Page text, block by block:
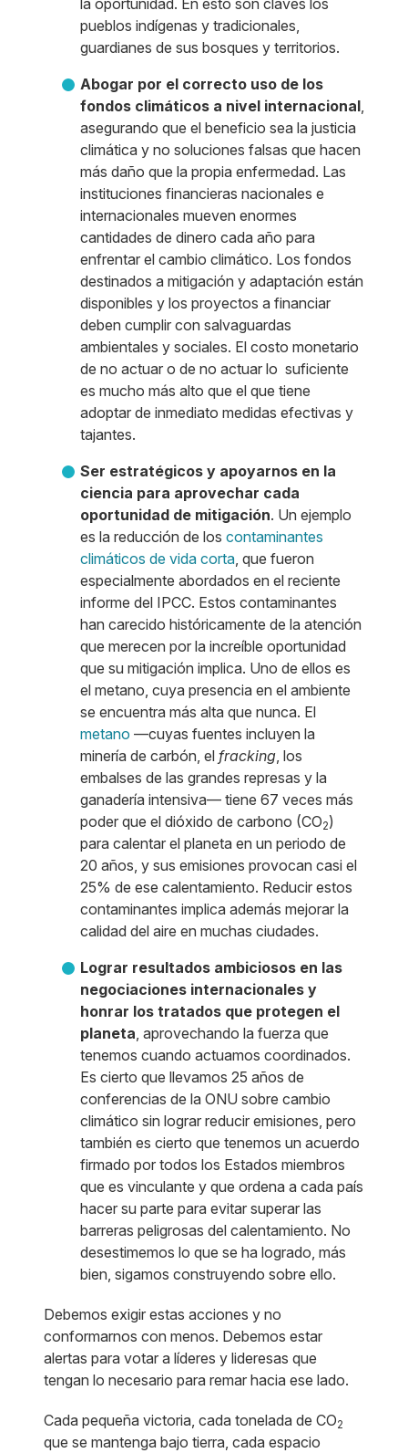
la oportunidad. En esto son claves los
pueblos indígenas y tradicionales,
guardianes de sus bosques y territorios.
Abogar por el correcto uso de los
fondos climáticos a nivel internacional,
asegurando que el beneficio sea la justicia
climática y no soluciones falsas que hacen
más daño que la propia enfermedad. Las
instituciones financieras nacionales e
internacionales mueven enormes
cantidades de dinero cada año para
enfrentar el cambio climático. Los fondos
destinados a mitigación y adaptación están
disponibles y los proyectos a financiar
deben cumplir con salvaguardas
ambientales y sociales. El costo monetario
de no actuar o de no actuar lo suficiente
es mucho más alto que el que tiene
adoptar de inmediato medidas efectivas y
tajantes.
Ser estratégicos y apoyarnos en la
ciencia para aprovechar cada
oportunidad de mitigación. Un ejemplo
es la reducción de los contaminantes
climáticos de vida corta, que fueron
especialmente abordados en el reciente
informe del IPCC. Estos contaminantes
han carecido históricamente de la atención
que merecen por la increíble oportunidad
que su mitigación implica. Uno de ellos es
el metano, cuya presencia en el ambiente
se encuentra más alta que nunca. El
metano —cuyas fuentes incluyen la
minería de carbón, el fracking, los
embalses de las grandes represas y la
ganadería intensiva— tiene 67 veces más
poder que el dióxido de carbono (CO2)
para calentar el planeta en un periodo de
20 años, y sus emisiones provocan casi el
25% de ese calentamiento. Reducir estos
contaminantes implica además mejorar la
calidad del aire en muchas ciudades.
Lograr resultados ambiciosos en las
negociaciones internacionales y
honrar los tratados que protegen el
planeta, aprovechando la fuerza que
tenemos cuando actuamos coordinados.
Es cierto que llevamos 25 años de
conferencias de la ONU sobre cambio
climático sin lograr reducir emisiones, pero
también es cierto que tenemos un acuerdo
firmado por todos los Estados miembros
que es vinculante y que ordena a cada país
hacer su parte para evitar superar las
barreras peligrosas del calentamiento. No
desestimemos lo que se ha logrado, más
bien, sigamos construyendo sobre ello.
Debemos exigir estas acciones y no
conformarnos con menos. Debemos estar
alertas para votar a líderes y lideresas que
tengan lo necesario para remar hacia ese lado.
Cada pequeña victoria, cada tonelada de CO2
que se mantenga bajo tierra, cada espacio